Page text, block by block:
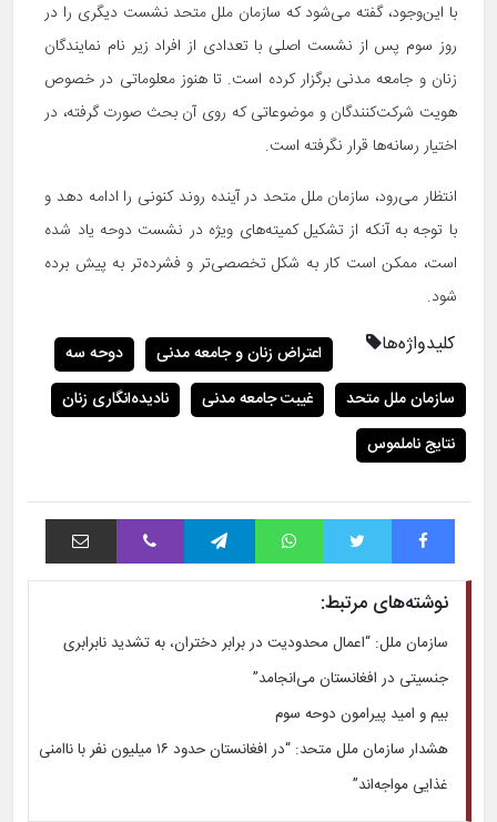
با این‌وجود، گفته می‌شود که سازمان ملل متحد نشست دیگری را در
روز سوم پس از نشست اصلی با تعدادی از افراد زیر نام نمایندگان
زنان و جامعه مدنی برگزار کرده‌ است. تا هنوز معلوماتی در خصوص
هویت شرکت‌کنندگان و موضوعاتی که روی آن بحث صورت گرفته، در
اختیار رسانه‌ها قرار نگرفته است.
انتظار می‌رود، سازمان ملل متحد در آینده روند کنونی را ادامه دهد و
با توجه به آنکه از تشکیل کمیته‌های ویژه در نشست دوحه یاد شده
است، ممکن است کار به شکل تخصصی‌تر و فشرده‌تر به پیش برده
شود.
کلیدواژه‌ها اعتراض زنان و جامعه مدنی
دوحه سه
سازمان ملل متحد
غیبت جامعه مدنی
نادیده‌انگاری زنان
نتایج ناملموس
فیس بوک توییتر واتس آپ تلگرام وایبر اشتراک با ایمیل
نوشته‌های مرتبط:
سازمان ملل: “اعمال محدودیت‌ در برابر دختران، به تشدید نابرابری
جنسیتی در افغانستان می‌انجامد”
بیم و امید پیرامون دوحه سوم
هشدار سازمان ملل متحد: “در افغانستان حدود ۱۶ میلیون نفر با ناامنی
غذایی مواجه‌اند”